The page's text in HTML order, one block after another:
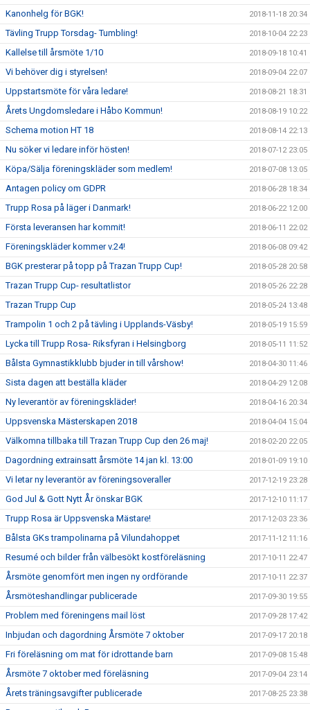
Kanonhelg för BGK! 2018-11-18 20:34
Tävling Trupp Torsdag- Tumbling! 2018-10-04 22:23
Kallelse till årsmöte 1/10 2018-09-18 10:41
Vi behöver dig i styrelsen! 2018-09-04 22:07
Uppstartsmöte för våra ledare! 2018-08-21 18:31
Årets Ungdomsledare i Håbo Kommun! 2018-08-19 10:22
Schema motion HT 18 2018-08-14 22:13
Nu söker vi ledare inför hösten! 2018-07-12 23:05
Köpa/Sälja föreningskläder som medlem! 2018-07-08 13:05
Antagen policy om GDPR 2018-06-28 18:34
Trupp Rosa på läger i Danmark! 2018-06-22 12:00
Första leveransen har kommit! 2018-06-11 22:02
Föreningskläder kommer v.24! 2018-06-08 09:42
BGK presterar på topp på Trazan Trupp Cup! 2018-05-28 20:58
Trazan Trupp Cup- resultatlistor 2018-05-26 22:28
Trazan Trupp Cup 2018-05-24 13:48
Trampolin 1 och 2 på tävling i Upplands-Väsby! 2018-05-19 15:59
Lycka till Trupp Rosa- Riksfyran i Helsingborg 2018-05-11 11:52
Bålsta Gymnastikklubb bjuder in till vårshow! 2018-04-30 11:46
Sista dagen att beställa kläder 2018-04-29 12:08
Ny leverantör av föreningskläder! 2018-04-16 20:34
Uppsvenska Mästerskapen 2018 2018-04-04 15:04
Välkomna tillbaka till Trazan Trupp Cup den 26 maj! 2018-02-20 22:05
Dagordning extrainsatt årsmöte 14 jan kl. 13:00 2018-01-09 19:10
Vi letar ny leverantör av föreningsoveraller 2017-12-19 23:28
God Jul & Gott Nytt År önskar BGK 2017-12-10 11:17
Trupp Rosa är Uppsvenska Mästare! 2017-12-03 23:36
Bålsta GKs trampolinarna på Vilundahoppet 2017-11-12 11:16
Resumé och bilder från välbesökt kostföreläsning 2017-10-11 22:47
Årsmöte genomfört men ingen ny ordförande 2017-10-11 22:37
Årsmöteshandlingar publicerade 2017-09-30 19:55
Problem med föreningens mail löst 2017-09-28 17:42
Inbjudan och dagordning Årsmöte 7 oktober 2017-09-17 20:18
Fri föreläsning om mat för idrottande barn 2017-09-08 15:48
Årsmöte 7 oktober med föreläsning 2017-09-04 23:14
Årets träningsavgifter publicerade 2017-08-25 23:38